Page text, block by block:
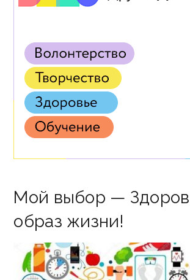
Мой выбор —
образ жизни!